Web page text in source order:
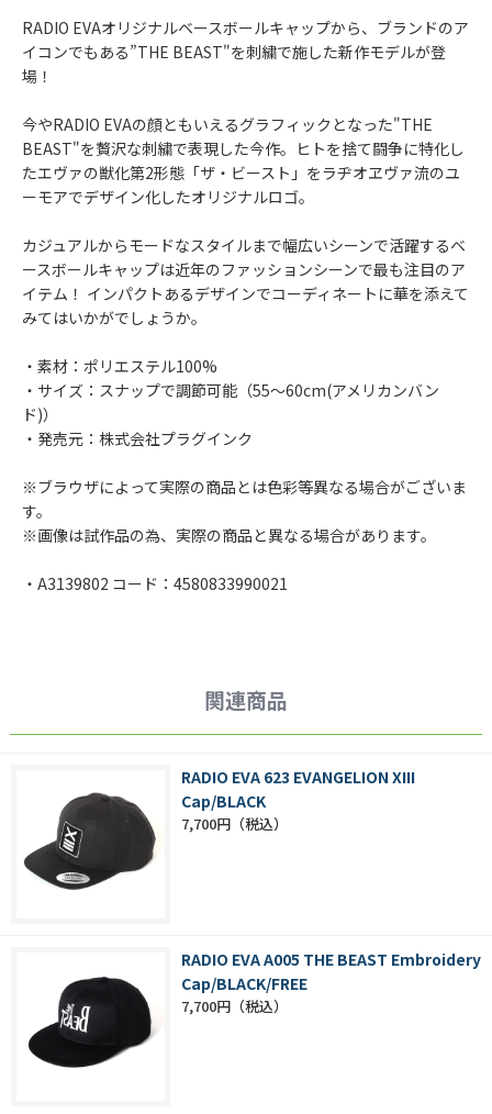
RADIO EVAオリジナルベースボールキャップから、ブランドのア
イコンでもある”THE BEAST"を刺繍で施した新作モデルが登
場！
今やRADIO EVAの顔ともいえるグラフィックとなった"THE
BEAST"を贅沢な刺繍で表現した今作。ヒトを捨て闘争に特化し
たエヴァの獣化第2形態「ザ・ビースト」をラヂオヱヴァ流のユ
ーモアでデザイン化したオリジナルロゴ。
カジュアルからモードなスタイルまで幅広いシーンで活躍するベ
ースボールキャップは近年のファッションシーンで最も注目のア
イテム！ インパクトあるデザインでコーディネートに華を添えて
みてはいかがでしょうか。
・素材：ポリエステル100%
・サイズ：スナップで調節可能（55～60cm(アメリカンバン
ド)）
・発売元：株式会社プラグインク
※ブラウザによって実際の商品とは色彩等異なる場合がございま
す。
※画像は試作品の為、実際の商品と異なる場合があります。
・A3139802 コード：4580833990021
関連商品
RADIO EVA 623 EVANGELION XIII
Cap/BLACK
7,700円
RADIO EVA A005 THE BEAST Embroidery
Cap/BLACK/FREE
7,700円